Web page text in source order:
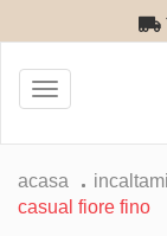
Toggle
navigation
acasa
casual fiore fino